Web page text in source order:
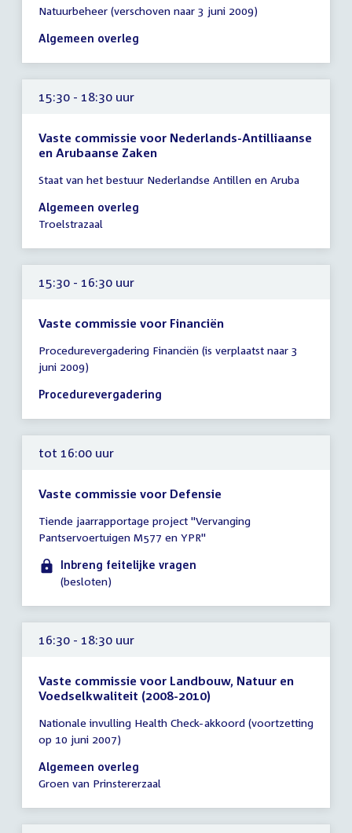
vergadering
14:00
16:00
uur
Natuurbeheer (verschoven naar 3 juni 2009)
Algemeen overleg
15:30 - 18:30 uur
Vaste commissie voor Nederlands-Antilliaanse
en Arubaanse Zaken
vergadering
15:30
-
uur
Staat van het bestuur Nederlandse Antillen en Aruba
Algemeen overleg
Troelstrazaal
15:30 - 16:30 uur
Vaste commissie voor Financiën
vergadering
15:30
-
uur
Procedurevergadering Financiën (is verplaatst naar 3
juni 2009)
Procedurevergadering
tot 16:00 uur
Vaste commissie voor Defensie
vergadering
tot
16:00
uur
Tiende jaarrapportage project "Vervanging
Pantservoertuigen M577 en YPR"
Inbreng feitelijke vragen
(besloten)
16:30 - 18:30 uur
Vaste commissie voor Landbouw, Natuur en
Voedselkwaliteit (2008-2010)
vergadering
16:30
-
18:30
Nationale invulling Health Check-akkoord (voortzetting
op 10 juni 2007)
Algemeen overleg
Groen van Prinstererzaal